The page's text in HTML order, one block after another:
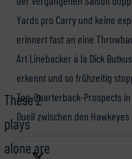
Yards pro Carry und keine
erinnert fast an eine
Art Linebacker à la Dick
erkennt und so frühzeitig
Top-Quarterback-Prospects
Duell zwischen den
These 2
plays
alone are